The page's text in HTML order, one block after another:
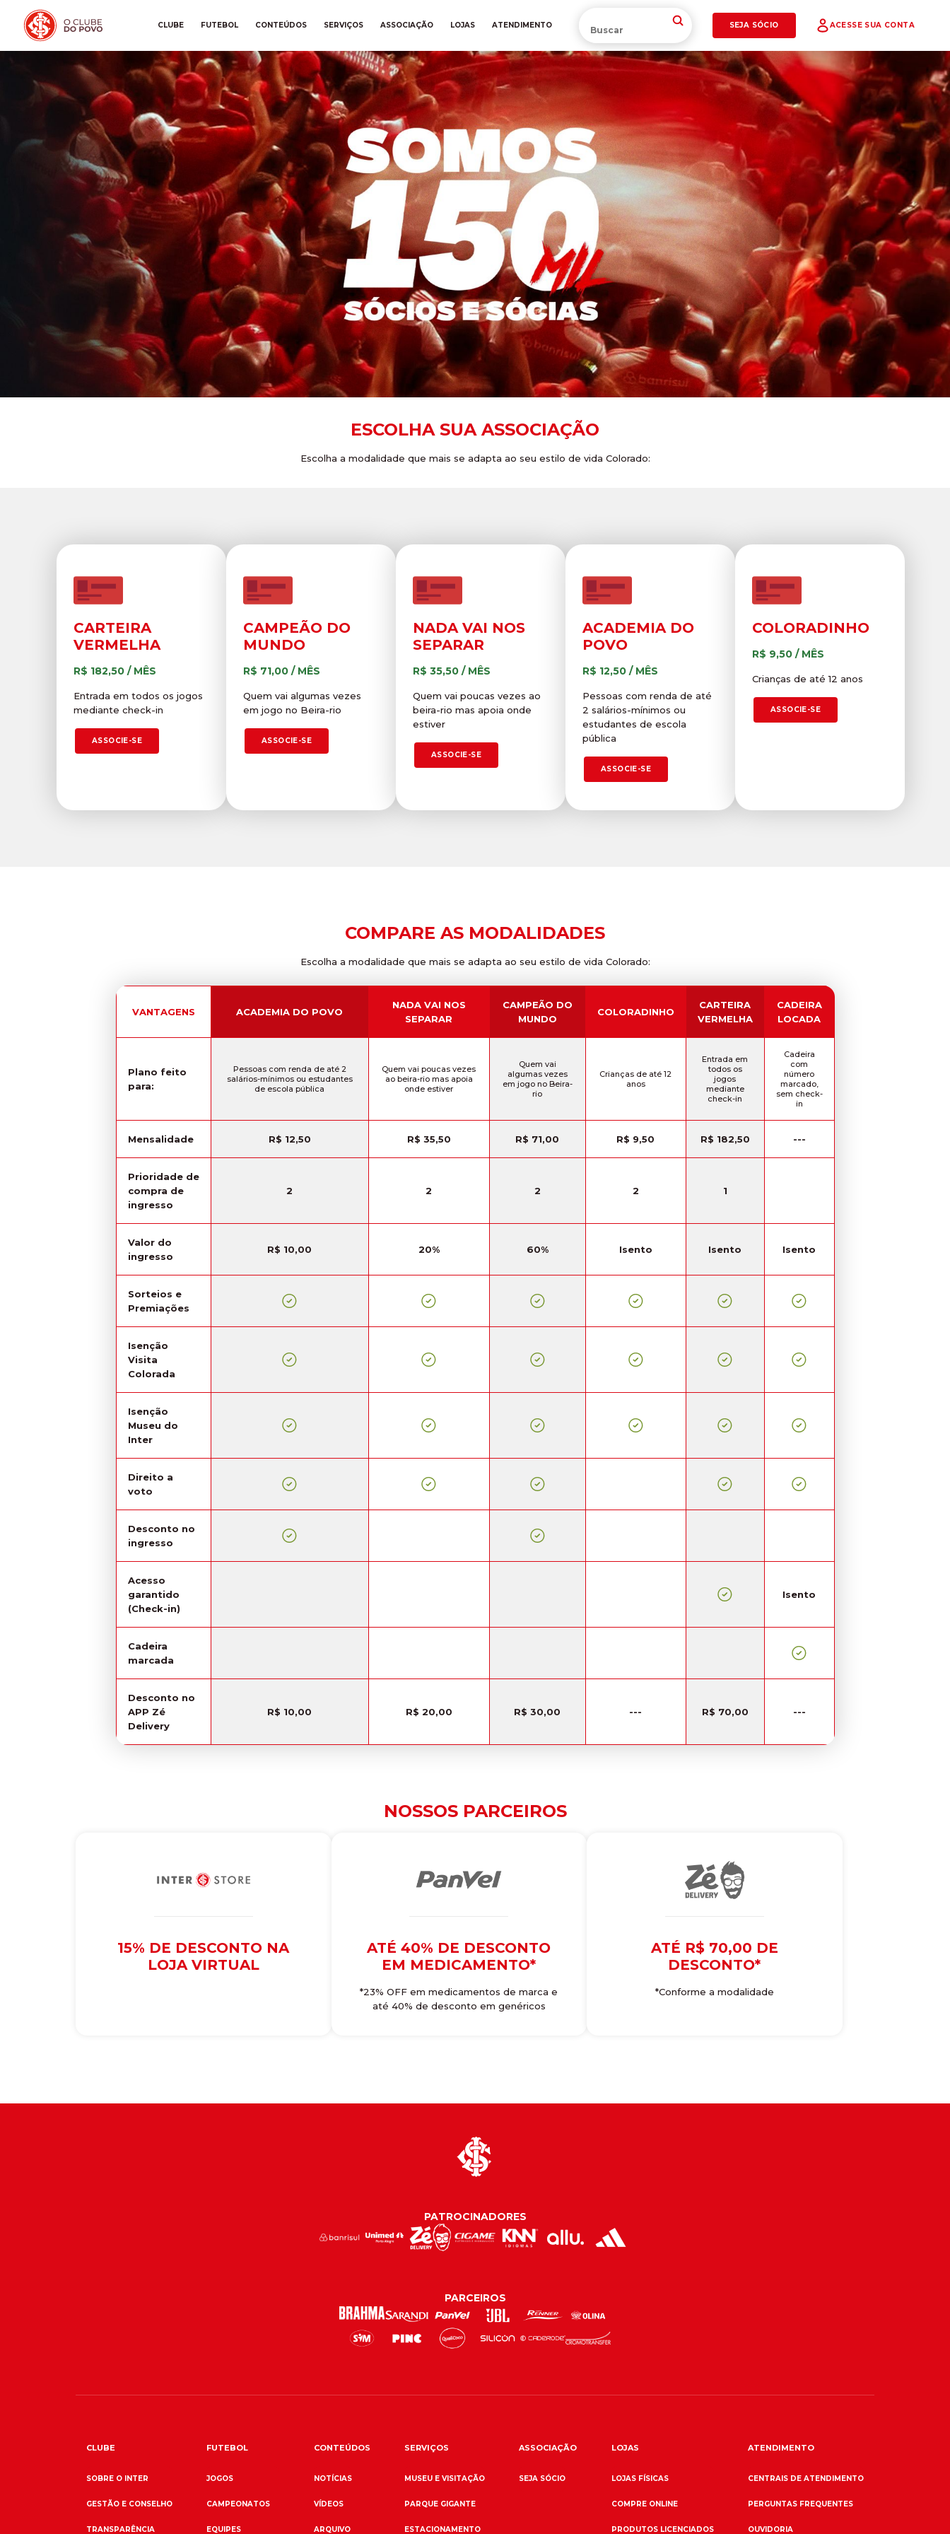
CLUBE FUTEBOL CONTEÚDOS SERVIÇOS ASSOCIAÇÃO LOJAS ATENDIMENTO SEJA SÓCIO ACESSE SUA CONTA
ESCOLHA SUA ASSOCIAÇÃO
Escolha a modalidade que mais se adapta ao seu estilo de vida Colorado:
CARTEIRA
VERMELHA
R$ 182,50 / MÊS
Entrada em todos os jogos
mediante check-in
ASSOCIE-SE
CAMPEÃO DO
MUNDO
R$ 71,00 / MÊS
Quem vai algumas vezes
em jogo no Beira-rio
ASSOCIE-SE
NADA VAI NOS
SEPARAR
R$ 35,50 / MÊS
Quem vai poucas vezes ao
beira-rio mas apoia onde
estiver
ASSOCIE-SE
ACADEMIA DO
POVO
R$ 12,50 / MÊS
Pessoas com renda de até
2 salários-mínimos ou
estudantes de escola
pública
ASSOCIE-SE
COLORADINHO
R$ 9,50 / MÊS
Crianças de até 12 anos
ASSOCIE-SE
COMPARE AS MODALIDADES
Escolha a modalidade que mais se adapta ao seu estilo de vida Colorado:
VANTAGENS ACADEMIA DO POVO
NADA VAI NOS
SEPARAR
CAMPEÃO DO
MUNDO
COLORADINHO
CARTEIRA
VERMELHA
CADEIRA
LOCADA
Plano feito
para:
Pessoas com renda de até 2
salários-mínimos ou estudantes
de escola pública
Quem vai poucas vezes
ao beira-rio mas apoia
onde estiver
Quem vai
algumas vezes
em jogo no Beira-
rio
Crianças de até 12
anos
Entrada em
todos os
jogos
mediante
check-in
Cadeira
com
número
marcado,
sem check-
in
Mensalidade R$ 12,50 R$ 35,50 R$ 71,00 R$ 9,50 R$ 182,50 ---
Prioridade de
compra de
ingresso
2 2 2 2 1
Valor do
ingresso
R$ 10,00 20% 60% Isento Isento Isento
Sorteios e
Premiações
Isenção
Visita
Colorada
Isenção
Museu do
Inter
Direito a
voto
Desconto no
ingresso
Acesso
garantido
(Check-in)
Isento
Cadeira
marcada
Desconto no
APP Zé
Delivery
R$ 10,00 R$ 20,00 R$ 30,00 --- R$ 70,00 ---
NOSSOS PARCEIROS
15% DE DESCONTO NA
LOJA VIRTUAL
ATÉ 40% DE DESCONTO
EM MEDICAMENTO*
*23% OFF em medicamentos de marca e
até 40% de desconto em genéricos
ATÉ R$ 70,00 DE
DESCONTO*
*Conforme a modalidade
PATROCINADORES
PARCEIROS
CLUBE
SOBRE O INTER
GESTÃO E CONSELHO
TRANSPARÊNCIA
FUTEBOL
JOGOS
CAMPEONATOS
EQUIPES
CONTEÚDOS
NOTÍCIAS
VÍDEOS
ARQUIVO
SERVIÇOS
MUSEU E VISITAÇÃO
PARQUE GIGANTE
ESTACIONAMENTO
ASSOCIAÇÃO
SEJA SÓCIO
LOJAS
LOJAS FÍSICAS
COMPRE ONLINE
PRODUTOS LICENCIADOS
ATENDIMENTO
CENTRAIS DE ATENDIMENTO
PERGUNTAS FREQUENTES
OUVIDORIA